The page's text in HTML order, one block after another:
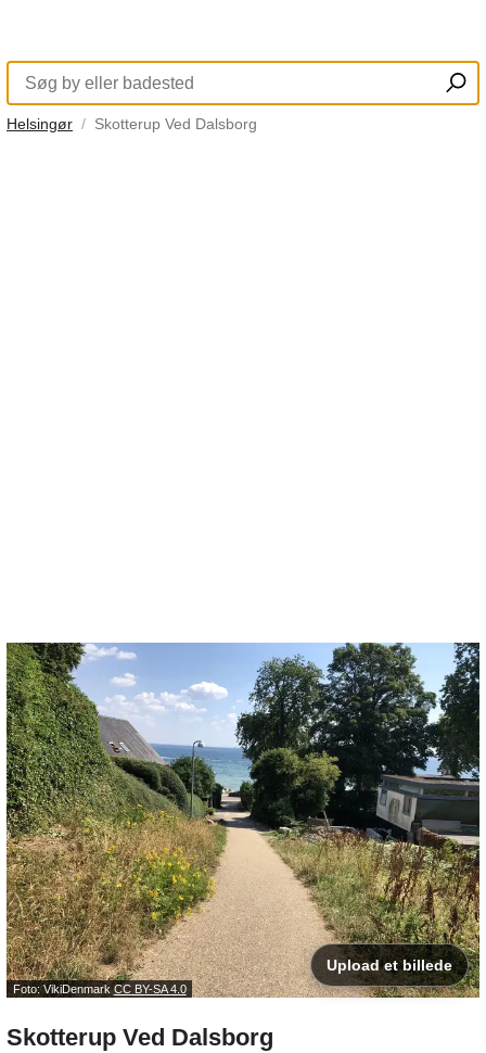
Helsingør Skotterup Ved Dalsborg
Foto: VikiDenmarkCC BY-SA 4.0
Upload et billede
Skotterup Ved Dalsborg